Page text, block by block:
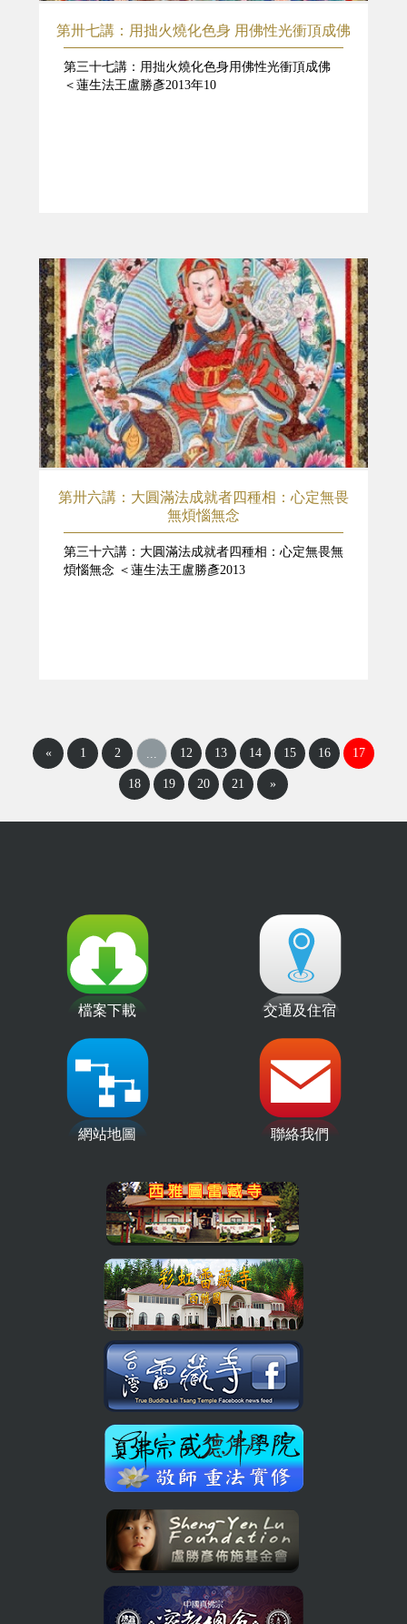
第卅七講：用拙火燒化色身 用佛性光衝頂成佛
第三十七講：用拙火燒化色身用佛性光衝頂成佛
＜蓮生法王盧勝彥2013年10
第卅六講：大圓滿法成就者四種相：心定無畏
無煩惱無念
第三十六講：大圓滿法成就者四種相：心定無畏無
煩惱無念 ＜蓮生法王盧勝彥2013
« 1 2 ... 12 13 14 15 16 17
18 19 20 21 »
檔案下載 交通及住宿
網站地圖 聯絡我們